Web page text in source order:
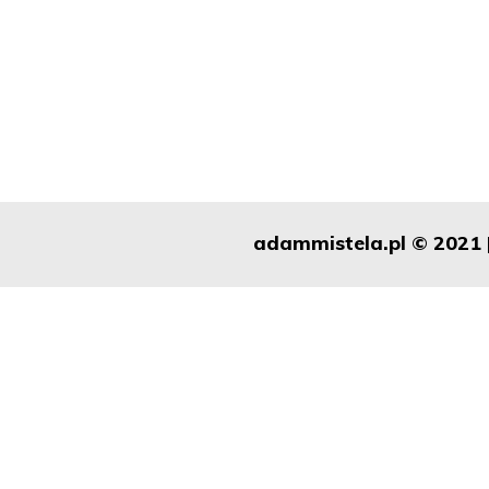
adammistela.pl ©